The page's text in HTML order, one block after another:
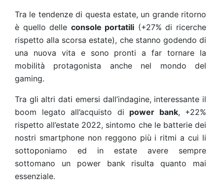
Tra le tendenze di questa estate, un grande ritorno
è quello delle console portatili (+27% di ricerche
rispetto alla scorsa estate), che stanno godendo di
una nuova vita e sono pronti a far tornare la
mobilità protagonista anche nel mondo del
gaming.
Tra gli altri dati emersi dall’indagine, interessante il
boom legato all’acquisto di power bank, +22%
rispetto all’estate 2022, sintomo che le batterie dei
nostri smartphone non reggono più i ritmi a cui li
sottoponiamo ed in estate avere sempre
sottomano un power bank risulta quanto mai
essenziale.